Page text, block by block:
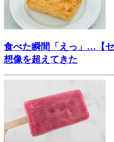
食べた瞬間「えっ」…【
想像を超えてきた